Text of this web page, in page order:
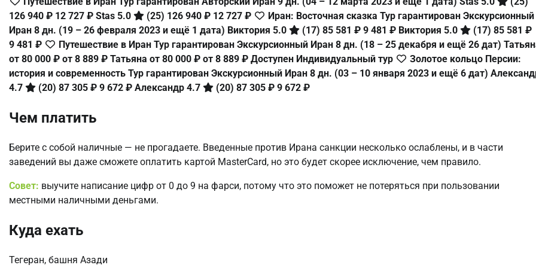
126 940 ₽ 12 727 ₽ Stas 5.0 (25) 126 940 ₽ 12 727 ₽
Иран: Восточная сказка Тур гарантирован Экскурсионный
Иран 8 дн. (19 – 26 февраля 2023 и ещё 1 дата) Виктория 5.0 (17) 85 581 ₽ 9 481 ₽ Виктория 5.0 (17) 85 581 ₽
9 481 ₽
Путешествие в Иран Тур гарантирован Экскурсионный Иран 8 дн. (18 – 25 декабря и ещё 26 дат)
от 80 000 ₽ от 8 889 ₽ Татьяна от 80 000 ₽ от 8 889 ₽ Доступен Индивидуальный тур
Золотое кольцо Персии:
история и современность Тур гарантирован Экскурсионный Иран 8 дн. (03 – 10 января 2023 и ещё 6 дат)
4.7
(20) 87 305 ₽ 9 672 ₽ Александр 4.7 (20) 87 305 ₽ 9 672 ₽
Чем платить
Берите с собой наличные — не прогадаете. Введенные против Ирана санкции несколько ослаблены, и в части
заведений вы даже сможете оплатить картой MasterCard, но это будет скорее исключение, чем правило.
Совет: выучите написание цифр от 0 до 9 на фарси, потому что это поможет не потеряться при пользовании
местными наличными деньгами.
Куда ехать
Тегеран, башня Азади